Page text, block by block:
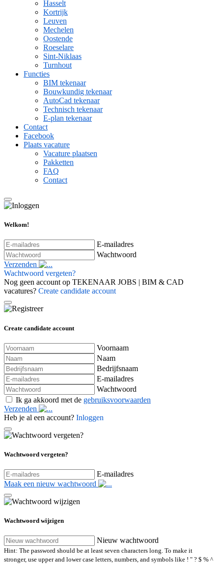
Hasselt
Kortrijk
Leuven
Mechelen
Oostende
Roeselare
Sint-Niklaas
Turnhout
Functies
BIM tekenaar
Bouwkundig tekenaar
AutoCad tekenaar
Technisch tekenaar
E-plan tekenaar
Contact
Facebook
Plaats vacature
Vacature plaatsen
Pakketten
FAQ
Contact
Welkom!
E-mailadres
Wachtwoord
Verzenden
Wachtwoord vergeten?
Nog geen account op TEKENAAR JOBS | BIM & CAD
vacatures? Create candidate account
Create candidate account
Voornaam
Naam
Bedrijfsnaam
E-mailadres
Wachtwoord
Ik ga akkoord met de gebruiksvoorwaarden
Verzenden
Heb je al een account? Inloggen
Wachtwoord vergeten?
E-mailadres
Maak een nieuw wachtwoord
Wachtwoord wijzigen
Nieuw wachtwoord
Hint: The password should be at least seven characters long. To make it
stronger, use upper and lower case letters, numbers, and symbols like ! " ? $ % ^